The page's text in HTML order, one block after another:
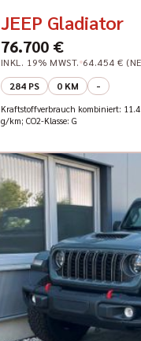
JEEP Gladiator
76.700 €
INKL. 19% MWST. 64.454 €
284 PS
0 KM -
Kraftstoffverbrauch kombiniert: 11.4
g/km; CO2-Klasse: G